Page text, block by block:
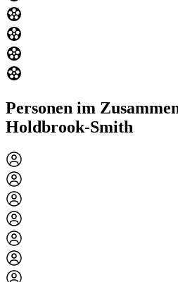
Personen im
Holdbrook-Smith